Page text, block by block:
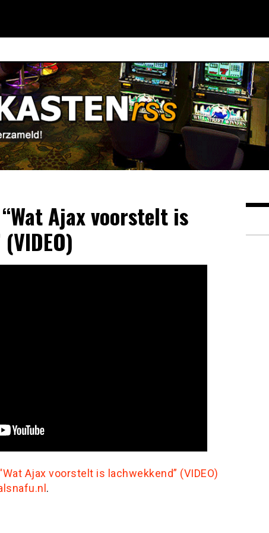
Ajax voorstelt is
Ajax voorstelt is lachwekkend” (VIDEO)
.